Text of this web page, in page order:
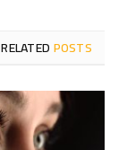
RELATEDPOSTS